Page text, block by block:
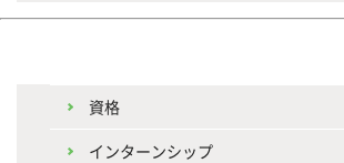
資格
インターンシップ